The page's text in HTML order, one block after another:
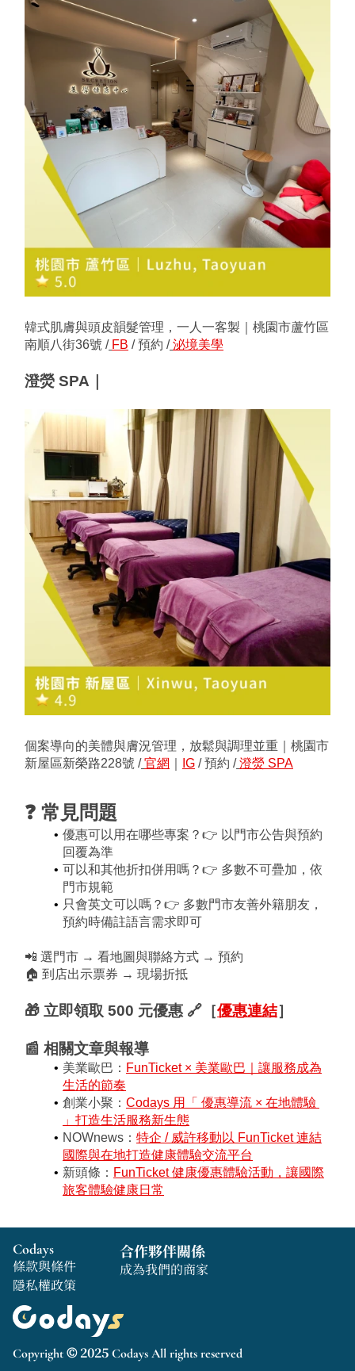
韓式肌膚與頭皮韻髮管理，一人一客製｜桃園市蘆竹區
南順八街36號 / FB / 預約 / 泌境美學
澄熒 SPA｜
個案導向的美體與膚況管理，放鬆與調理並重｜桃園市
新屋區新榮路228號 / 官網 IG / 預約 / 澄熒 SPA
❓ 常見問題
優惠可以用在哪些專案？👉 以門市公告與預約
回覆為準
可以和其他折扣併用嗎？👉 多數不可疊加，依
門市規範
只會英文可以嗎？👉 多數門市友善外籍朋友，
預約時備註語言需求即可
📲 選門市 → 看地圖與聯絡方式 → 預約
🏠 到店出示票券 → 現場折抵
🎁 立即領取 500 元優惠 🔗［優惠連結］
📰 相關文章與報導
美業歐巴： FunTicket × 美業歐巴｜讓服務成為
生活的節奏
創業小聚： Codays 用「 優惠導流 × 在地體驗
」打造生活服務新生態
NOWnews： 特企 / 威許移動以 FunTicket 連結
國際與在地打造健康體驗交流平台
新頭條： FunTicket 健康優惠體驗活動，讓國際
旅客體驗健康日常
Copyright © 2025 Codays All rights reserved
Codays
條款與條件
隱私權政策
合作夥伴關係
成為我們的商家